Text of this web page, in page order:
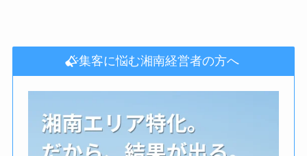
集客に悩む湘南経営者の方へ